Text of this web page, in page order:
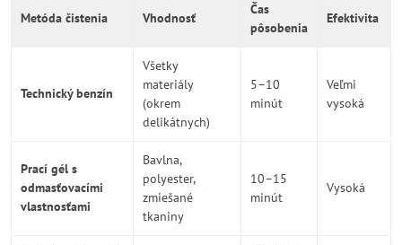
Metóda čistenia Vhodnosť
Čas
pôsobenia
Efektivita
Technický benzín
Všetky
materiály
(okrem
delikátnych)
5–10
minút
Veľmi
vysoká
Prací gél s
odmasťovacími
vlastnosťami
Bavlna,
polyester,
zmiešané
tkaniny
10–15
minút
Vysoká